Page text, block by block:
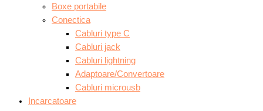
Boxe portabile
Conectica
Cabluri type C
Cabluri jack
Cabluri lightning
Adaptoare/Convertoare
Cabluri microusb
Incarcatoare